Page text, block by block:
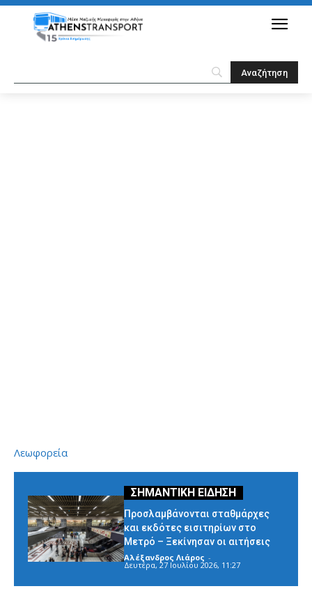
Λεωφορεία
Προσλαμβάνονται σταθμάρχες
και εκδότες εισιτηρίων στο
Μετρό – Ξεκίνησαν οι αιτήσεις
Αλέξανδρος Λιάρος -
Δευτέρα, 27 Ιουλίου 2026, 11:27